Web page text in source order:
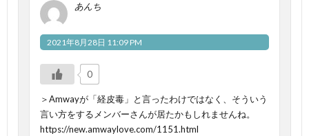
あんち
2021年8月28日 11:09 PM
0
＞Amwayが「経皮毒」と言ったわけではなく、そういう
言い方をするメンバーさんが居たかもしれませんね。
https://new.amwaylove.com/1151.html